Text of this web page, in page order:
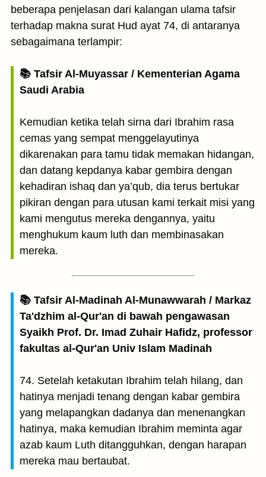
beberapa penjelasan dari kalangan ulama tafsir
terhadap makna surat Hud ayat 74, di antaranya
sebagaimana terlampir:
📚 Tafsir Al-Muyassar / Kementerian Agama
Saudi Arabia
Kemudian ketika telah sirna dari Ibrahim rasa
cemas yang sempat menggelayutinya
dikarenakan para tamu tidak memakan hidangan,
dan datang kepdanya kabar gembira dengan
kehadiran ishaq dan ya’qub, dia terus bertukar
pikiran dengan para utusan kami terkait misi yang
kami mengutus mereka dengannya, yaitu
menghukum kaum luth dan membinasakan
mereka.
📚 Tafsir Al-Madinah Al-Munawwarah / Markaz
Ta'dzhim al-Qur'an di bawah pengawasan
Syaikh Prof. Dr. Imad Zuhair Hafidz, professor
fakultas al-Qur'an Univ Islam Madinah
74. Setelah ketakutan Ibrahim telah hilang, dan
hatinya menjadi tenang dengan kabar gembira
yang melapangkan dadanya dan menenangkan
hatinya, maka kemudian Ibrahim meminta agar
azab kaum Luth ditangguhkan, dengan harapan
mereka mau bertaubat.